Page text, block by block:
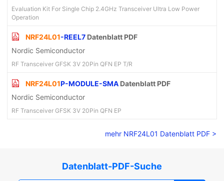
Evaluation Kit For Single Chip 2.4GHz Transceiver Ultra Low Power
Operation
NRF24L01-REEL7 Datenblatt PDF
Nordic Semiconductor
RF Transceiver GFSK 3V 20Pin QFN EP T/R
NRF24L01P-MODULE-SMA Datenblatt PDF
Nordic Semiconductor
RF Transceiver GFSK 3V 20Pin QFN EP
mehr NRF24L01 Datenblatt PDF >
Datenblatt-PDF-Suche